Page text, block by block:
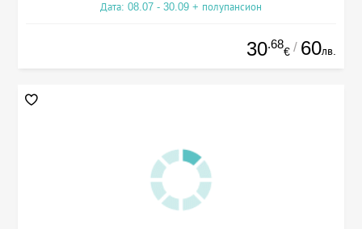
Дата: 08.07 - 30.09 + полупансион
30.68
€ / 60лв.